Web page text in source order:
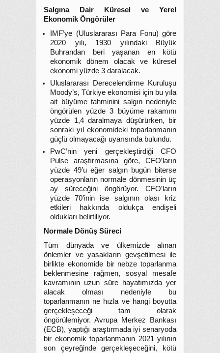
Salgına Dair Küresel ve Yerel
Ekonomik Öngörüler
IMF’ye (Uluslararası Para Fonu) göre
2020 yılı, 1930 yılındaki Büyük
Buhrandan beri yaşanan en kötü
ekonomik dönem olacak ve küresel
ekonomi yüzde 3 daralacak.
Uluslararası Derecelendirme Kuruluşu
Moody’s, Türkiye ekonomisi için bu yıla
ait büyüme tahminini salgın nedeniyle
öngörülen yüzde 3 büyüme rakamını
yüzde 1,4 daralmaya düşürürken, bir
sonraki yıl ekonomideki toparlanmanın
güçlü olmayacağı uyarısında bulundu.
PwC’nin yeni gerçekleştirdiği CFO
Pulse araştırmasına göre, CFO’ların
yüzde 49’u eğer salgın bugün biterse
operasyonların normale dönmesinin üç
ay süreceğini öngörüyor. CFO’ların
yüzde 70’inin ise salgının olası kriz
etkileri hakkında oldukça endişeli
oldukları belirtiliyor.
Normale Dönüş Süreci
Tüm dünyada ve ülkemizde alınan
önlemler ve yasakların gevşetilmesi ile
birlikte ekonomide bir nebze toparlanma
beklenmesine rağmen, sosyal mesafe
kavramının uzun süre hayatımızda yer
alacak olması nedeniyle bu
toparlanmanın ne hızla ve hangi boyutta
gerçekleşeceği tam olarak
öngörülemiyor. Avrupa Merkez Bankası
(ECB), yaptığı araştırmada iyi senaryoda
bir ekonomik toparlanmanın 2021 yılının
son çeyreğinde gerçekleşeceğini, kötü